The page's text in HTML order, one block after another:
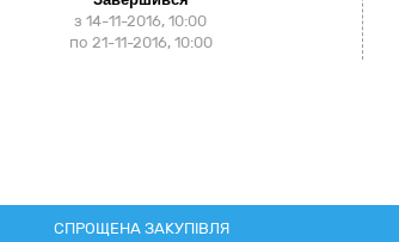
з 14-11-2016, 10:00
по 21-11-2016, 10:00
СПРОЩЕНА ЗАКУПІВЛЯ